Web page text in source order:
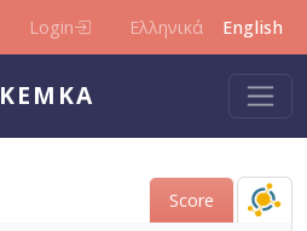
Login Ελληνικά English
KEMKA
Score